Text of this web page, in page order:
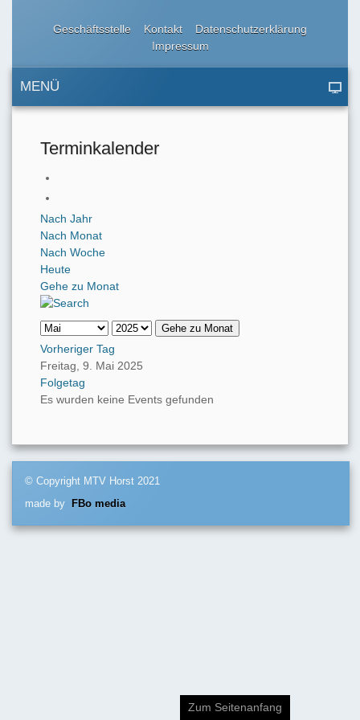
Geschäftsstelle Kontakt
Datenschutzerklärung
Impressum
MENÜ
Terminkalender
Nach Jahr
Nach Monat
Nach Woche
Heute
Gehe zu Monat
Gehe zu Monat
Vorheriger Tag
Freitag, 9. Mai 2025
Folgetag
Es wurden keine Events gefunden
© Copyright MTV Horst 2021
made by
FBo media
Zum Seitenanfang